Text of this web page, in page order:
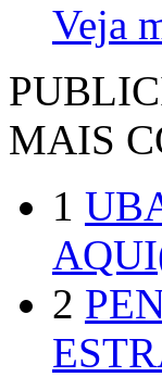
Veja
MAIS
1
2